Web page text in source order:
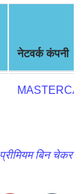
नेटवर्क कंपनी
प्रीमियम बिन चेकर